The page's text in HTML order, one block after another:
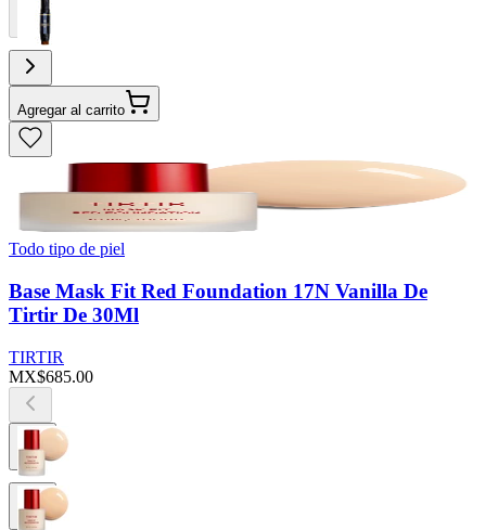
Agregar al carrito
Todo tipo de piel
Base Mask Fit Red Foundation 17N Vanilla De
Tirtir De 30Ml
TIRTIR
MX$685.00